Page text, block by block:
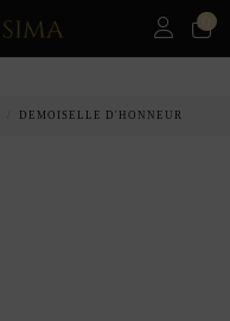
DEMOISELLE D'HONNEUR